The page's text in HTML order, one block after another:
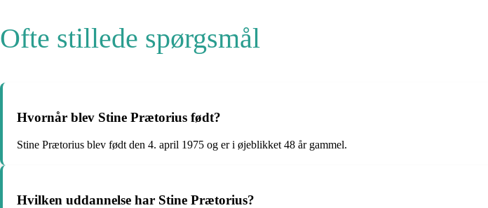
Ofte stillede spørgsmål
Hvornår blev Stine Prætorius født?
Stine Prætorius blev født den 4. april 1975 og er i øjeblikket 48 år gammel.
Hvilken uddannelse har Stine Prætorius?